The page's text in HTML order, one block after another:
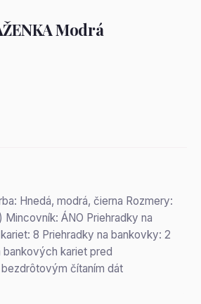
Modrá
Hnedá, modrá, čierna Rozmery:
Mincovník: ÁNO Priehradky na
8 Priehradky na bankovky: 2
bankových kariet pred
čítaním dát